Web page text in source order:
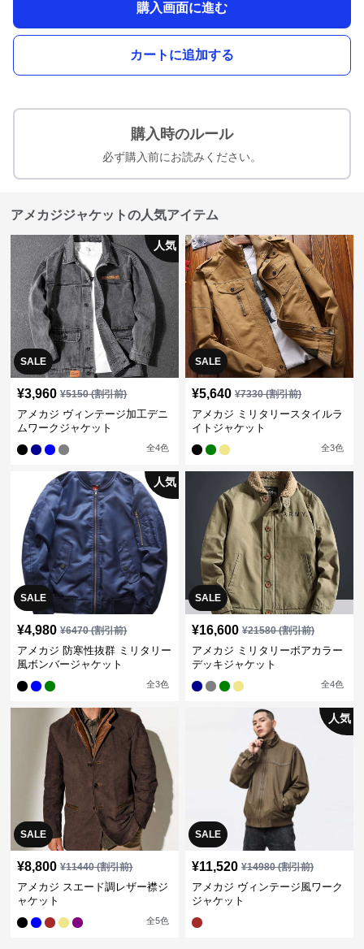
購入画面に進む
カートに追加する
購入時のルール
必ず購入前にお読みください。
アメカジジャケットの人気アイテム
SALE
人気
¥3,960 ¥5150(割引前)
アメカジ ヴィンテージ加工デニ
ムワークジャケット
全4色
SALE
¥5,640 ¥7330(割引前)
アメカジ ミリタリースタイルラ
イトジャケット
全3色
SALE
人気
¥4,980 ¥6470(割引前)
アメカジ 防寒性抜群 ミリタリー
風ボンバージャケット
全3色
SALE
¥16,600 ¥21580(割引前)
アメカジ ミリタリーボアカラー
デッキジャケット
全4色
SALE
¥8,800 ¥11440(割引前)
アメカジ スエード調レザー襟ジ
ャケット
全5色
SALE
人気
¥11,520 ¥14980(割引前)
アメカジ ヴィンテージ風ワーク
ジャケット